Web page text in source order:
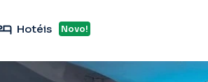
Hotéis Novo!